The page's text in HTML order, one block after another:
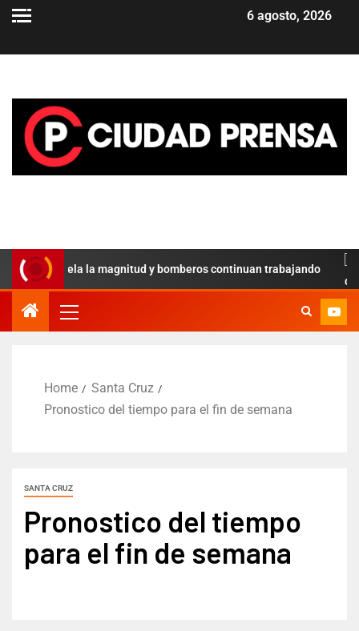
6 agosto, 2026
revela la magnitud y bomberos continuan trabajando
Home
Santa Cruz
Pronostico del tiempo para el fin de semana
SANTA CRUZ
Pronostico del tiempo
para el fin de semana